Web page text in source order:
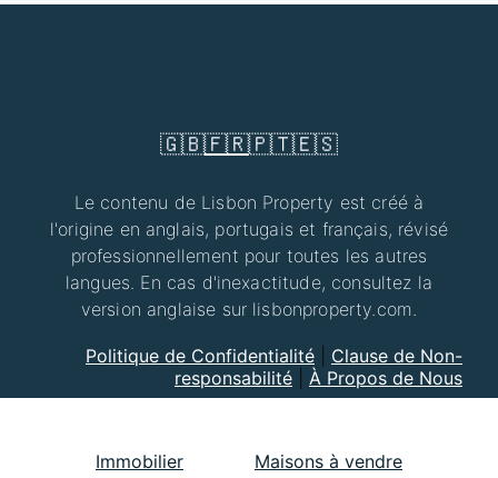
🇬🇧🇫🇷🇵🇹🇪🇸
Le contenu de Lisbon Property est créé à
l'origine en anglais, portugais et français, révisé
professionnellement pour toutes les autres
langues. En cas d'inexactitude, consultez la
version anglaise sur lisbonproperty.com.
Politique de Confidentialité
Clause de Non-
responsabilité
À Propos de Nous
Immobilier Maisons à vendre